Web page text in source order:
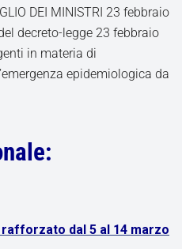
DEI MINISTRI 23 febbraio
decreto-legge 23 febbraio
in materia di
epidemiologica da
dal 5 al 14 marzo